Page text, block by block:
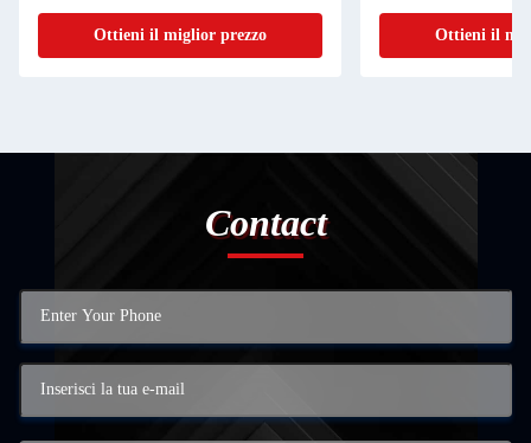
Ottieni il miglior prezzo
scarico industriali
Ottieni il
Contact